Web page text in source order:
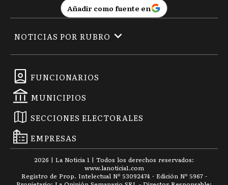
Añadir como fuente en
FUNCIONARIOS
MUNICIPIOS
SECCIONES ELECTORALES
EMPRESAS
NOTICIAS POR RUBRO
2026 | La Noticia 1 | Todos los derechos reservados:
www.lanoticia1.com
Registro de Prop. Intelectual Nº 53092474 · Edición Nº 5967 -